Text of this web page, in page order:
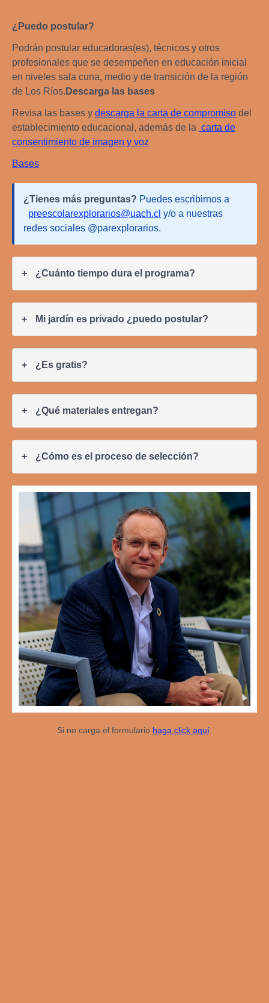
¿Puedo postular?
Podrán postular educadoras(es), técnicos y otros
profesionales que se desempeñen en educación inicial
en niveles sala cuna, medio y de transición de la región
de Los Ríos. Descarga las bases
Revisa las bases y descarga la carta de compromiso del
establecimiento educacional, además de la carta de
consentimiento de imagen y voz
Bases
¿Tienes más preguntas? Puedes escribirnos a
preescolarexplorarios@uach.cl y/o a nuestras
redes sociales @parexplorarios.
¿Cuánto tiempo dura el programa?
Mi jardín es privado ¿puedo postular?
¿Es gratis?
¿Qué materiales entregan?
¿Cómo es el proceso de selección?
Si no carga el formulario haga click aquí